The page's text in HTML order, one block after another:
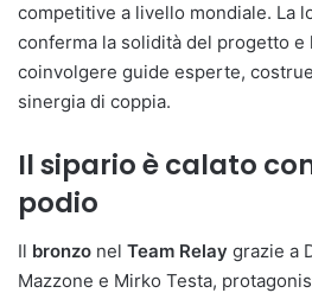
competitive a livello mondiale. La
conferma la solidità del progetto e
coinvolgere guide esperte,
sinergia di coppia.
Il sipario è calato
podio
Il bronzo nel Team Relay grazie a
Mazzone e Mirko Testa,